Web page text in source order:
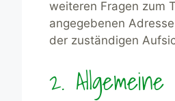
weiteren Fragen zum
angegebenen
der zuständigen
2.